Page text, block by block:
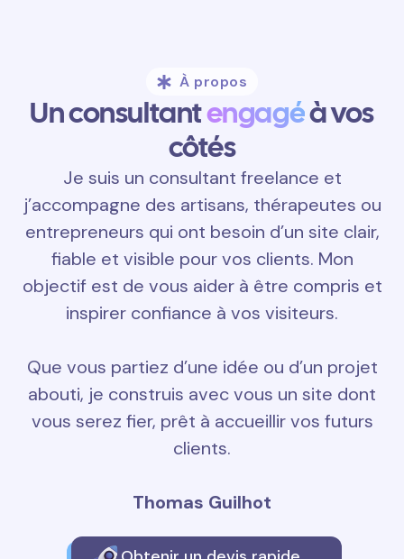
À propos
Un consultantengagéà vos
côtés
Je suis un consultant freelance et
j’accompagne des artisans, thérapeutes ou
entrepreneurs qui ont besoin d’un site clair,
fiable et visible pour vos clients. Mon
objectif est de vous aider à être compris et
inspirer confiance à vos visiteurs.
Que vous partiez d’une idée ou d’un projet
abouti, je construis avec vous un site dont
vous serez fier, prêt à accueillir vos futurs
clients.
Thomas Guilhot